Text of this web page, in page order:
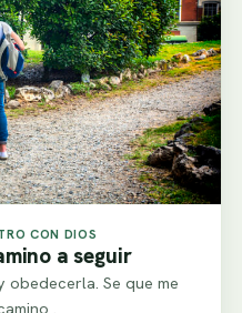
CON DIOS
a seguir
Se que me
.